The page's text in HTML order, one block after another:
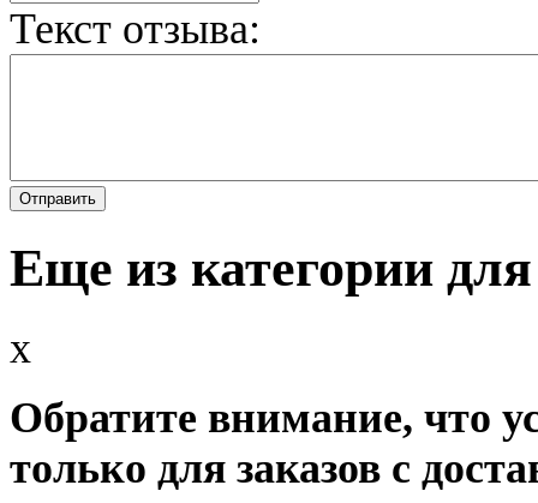
Текст отзыва:
Еще из категории
x
Обратите внимание, что
только для заказов с